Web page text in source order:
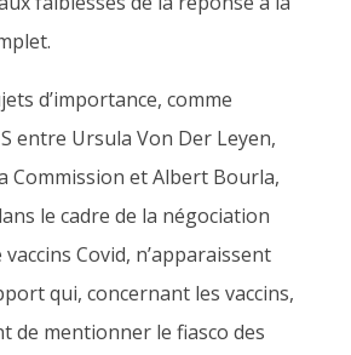
d’importance, comme
entre Ursula Von Der Leyen,
Commission et Albert Bourla,
le cadre de la négociation
Covid, n’apparaissent
qui, concernant les vaccins,
de mentionner le fiasco des